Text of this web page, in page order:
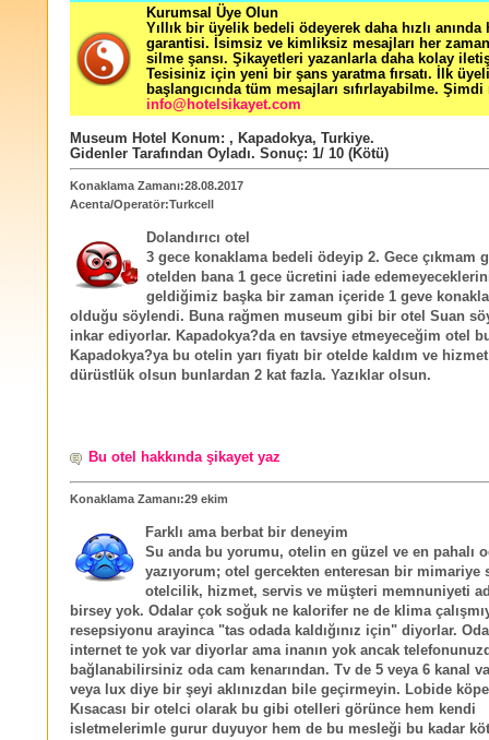
Kurumsal Üye Olun
Yıllık bir üyelik bedeli ödeyerek daha hızlı
garantisi. İsimsiz ve kimliksiz mesajları her zaman
silme şansı. Şikayetleri yazanlarla daha kolay
Tesisiniz için yeni bir şans yaratma fırsatı. İlk
başlangıcında tüm mesajları sıfırlayabilme. Şimdi
info@hotelsikayet.com
Museum Hotel Konum: , Kapadokya, Turkiye.
Gidenler Tarafından Oyladı. Sonuç: 1/ 10 (Kötü)
Konaklama Zamanı:28.08.2017
Acenta/Operatör:Turkcell
Dolandırıcı otel
3 gece konaklama bedeli ödeyip 2. Gece çıkmam
otelden bana 1 gece ücretini iade
geldiğimiz başka bir zaman içeride 1 geve
olduğu söylendi. Buna rağmen museum gibi bir otel Suan
inkar ediyorlar. Kapadokya?da en tavsiye etmeyeceğim otel
Kapadokya?ya bu otelin yarı fiyatı bir otelde kaldım ve
dürüstlük olsun bunlardan 2 kat fazla. Yazıklar olsun.
Bu otel hakkında şikayet yaz
Konaklama Zamanı:29 ekim
Farklı ama berbat bir deneyim
Su anda bu yorumu, otelin en güzel ve en pahalı
yazıyorum; otel gercekten enteresan bir mimariye
otelcilik, hizmet, servis ve müşteri memnuniyeti
birsey yok. Odalar çok soğuk ne kalorifer ne de klima
resepsiyonu arayinca "tas odada kaldığınız için" diyorlar.
internet te yok var diyorlar ama inanın yok ancak
bağlanabilirsiniz oda cam kenarından. Tv de 5 veya 6 kanal
veya lux diye bir şeyi aklınızdan bile geçirmeyin. Lobide
Kısacası bir otelci olarak bu gibi otelleri görünce hem kendi
isletmelerimle gurur duyuyor hem de bu mesleği bu kadar